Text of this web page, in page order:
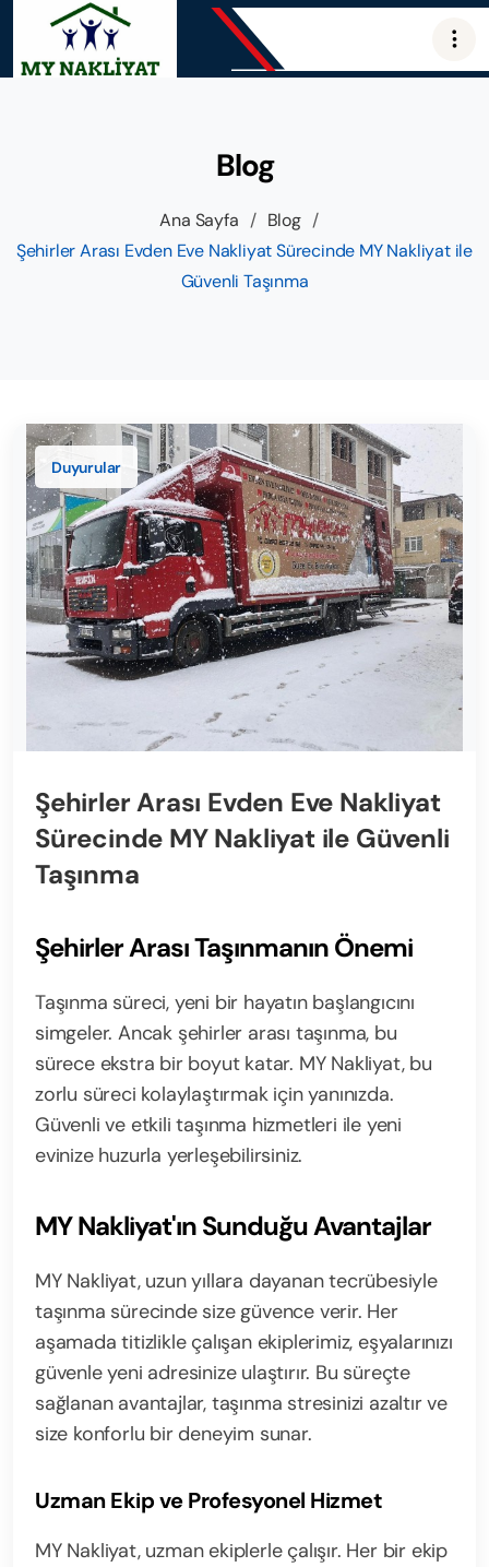
Blog
Ana Sayfa / Blog /
Şehirler Arası Evden Eve Nakliyat Sürecinde MY Nakliyat ile
Güvenli Taşınma
Duyurular
Şehirler Arası Evden Eve Nakliyat
Sürecinde MY Nakliyat ile Güvenli
Taşınma
Şehirler Arası Taşınmanın Önemi
Taşınma süreci, yeni bir hayatın başlangıcını
simgeler. Ancak şehirler arası taşınma, bu
sürece ekstra bir boyut katar. MY Nakliyat, bu
zorlu süreci kolaylaştırmak için yanınızda.
Güvenli ve etkili taşınma hizmetleri ile yeni
evinize huzurla yerleşebilirsiniz.
MY Nakliyat'ın Sunduğu Avantajlar
MY Nakliyat, uzun yıllara dayanan tecrübesiyle
taşınma sürecinde size güvence verir. Her
aşamada titizlikle çalışan ekiplerimiz, eşyalarınızı
güvenle yeni adresinize ulaştırır. Bu süreçte
sağlanan avantajlar, taşınma stresinizi azaltır ve
size konforlu bir deneyim sunar.
Uzman Ekip ve Profesyonel Hizmet
MY Nakliyat, uzman ekiplerle çalışır. Her bir ekip